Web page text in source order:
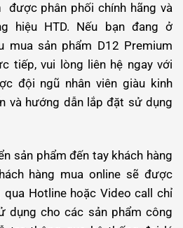
được phân phối chính hãng và
hiệu HTD. Nếu bạn đang ở
mua sản phẩm D12 Premium
tiếp, vui lòng liên hệ ngay với
đội ngũ nhân viên giàu kinh
và hướng dẫn lắp đặt sử dụng
sản phẩm đến tay khách hàng
hàng mua online sẽ được
Hotline hoặc Video call chỉ
dụng cho các sản phẩm công